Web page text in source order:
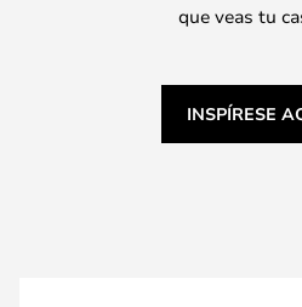
que veas tu
INSPÍRESE